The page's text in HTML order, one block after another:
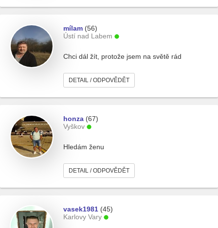
mílam (56)
Ústí nad Labem
Chci dál žít, protože jsem na světě rád
DETAIL / ODPOVĚDĚT
honza (67)
Vyškov
Hledám ženu
DETAIL / ODPOVĚDĚT
vasek1981 (45)
Karlovy Vary